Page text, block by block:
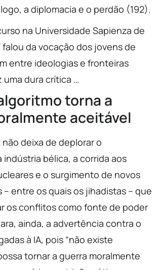
a diplomacia e o perdão (192).
na Universidade Sapienza de
falou da vocação dos jovens de
entre ideologias e fronteiras
uma dura crítica …
torna a
aceitável
não deixa de deplorar o
bélica, a corrida aos
e o surgimento de novos
– entre os quais os jihadistas – que
os conflitos como fonte de poder
ainda, a advertência contra o
à IA, pois “não existe
tornar a guerra moralmente